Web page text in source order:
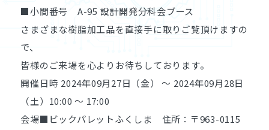
■小間番号 A-95 設計開発分科会ブース
さまざまな樹脂加工品を直接手に取りご覧頂けますの
で、
皆様のご来場を心よりお待ちしております。
開催日時 2024年09月27日（金） ～ 2024年09月28日
（土）10:00 ～ 17:00
会場■ビックパレットふくしま 住所：〒963-0115